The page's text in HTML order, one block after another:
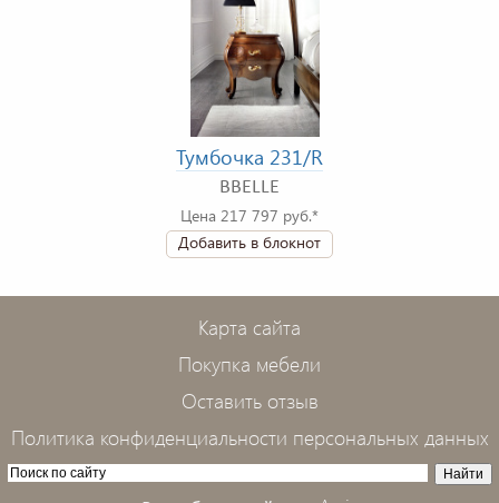
Тумбочка 231/R
BBELLE
Цена 217 797 руб.*
Добавить в блокнот
Карта сайта
Покупка мебели
Оставить отзыв
Политика конфиденциальности персональных данных